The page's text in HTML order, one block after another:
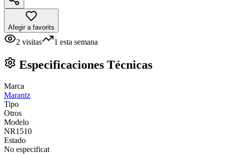
Afegir a favorits
2 visitas 1 esta semana
Especificaciones Técnicas
Marca
Marantz
Tipo
Otros
Modelo
NR1510
Estado
No especificat